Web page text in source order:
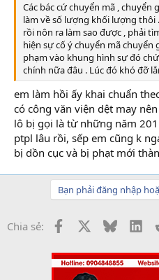
Các bác cứ chuyển mã , chuyển
làm về số lượng khối lượng thôi
rồi nôn ra làm sao được , phải
hiện sự cố ý chuyển mã
phạm vào khung hình sự đó
chính nữa đâu . Lúc đó khó đỡ
em làm hồi ấy khai chuẩn
có công văn viện dệt may
lô bị gọi là từ những năm
ptpl lâu rồi, sếp em cũng k
bị dồn cục và bị phạt mới
Bạn phải đăng nhập
Chia sẻ: Facebook Bluesky